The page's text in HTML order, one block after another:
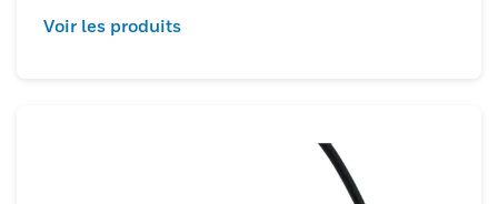
Voir les produits